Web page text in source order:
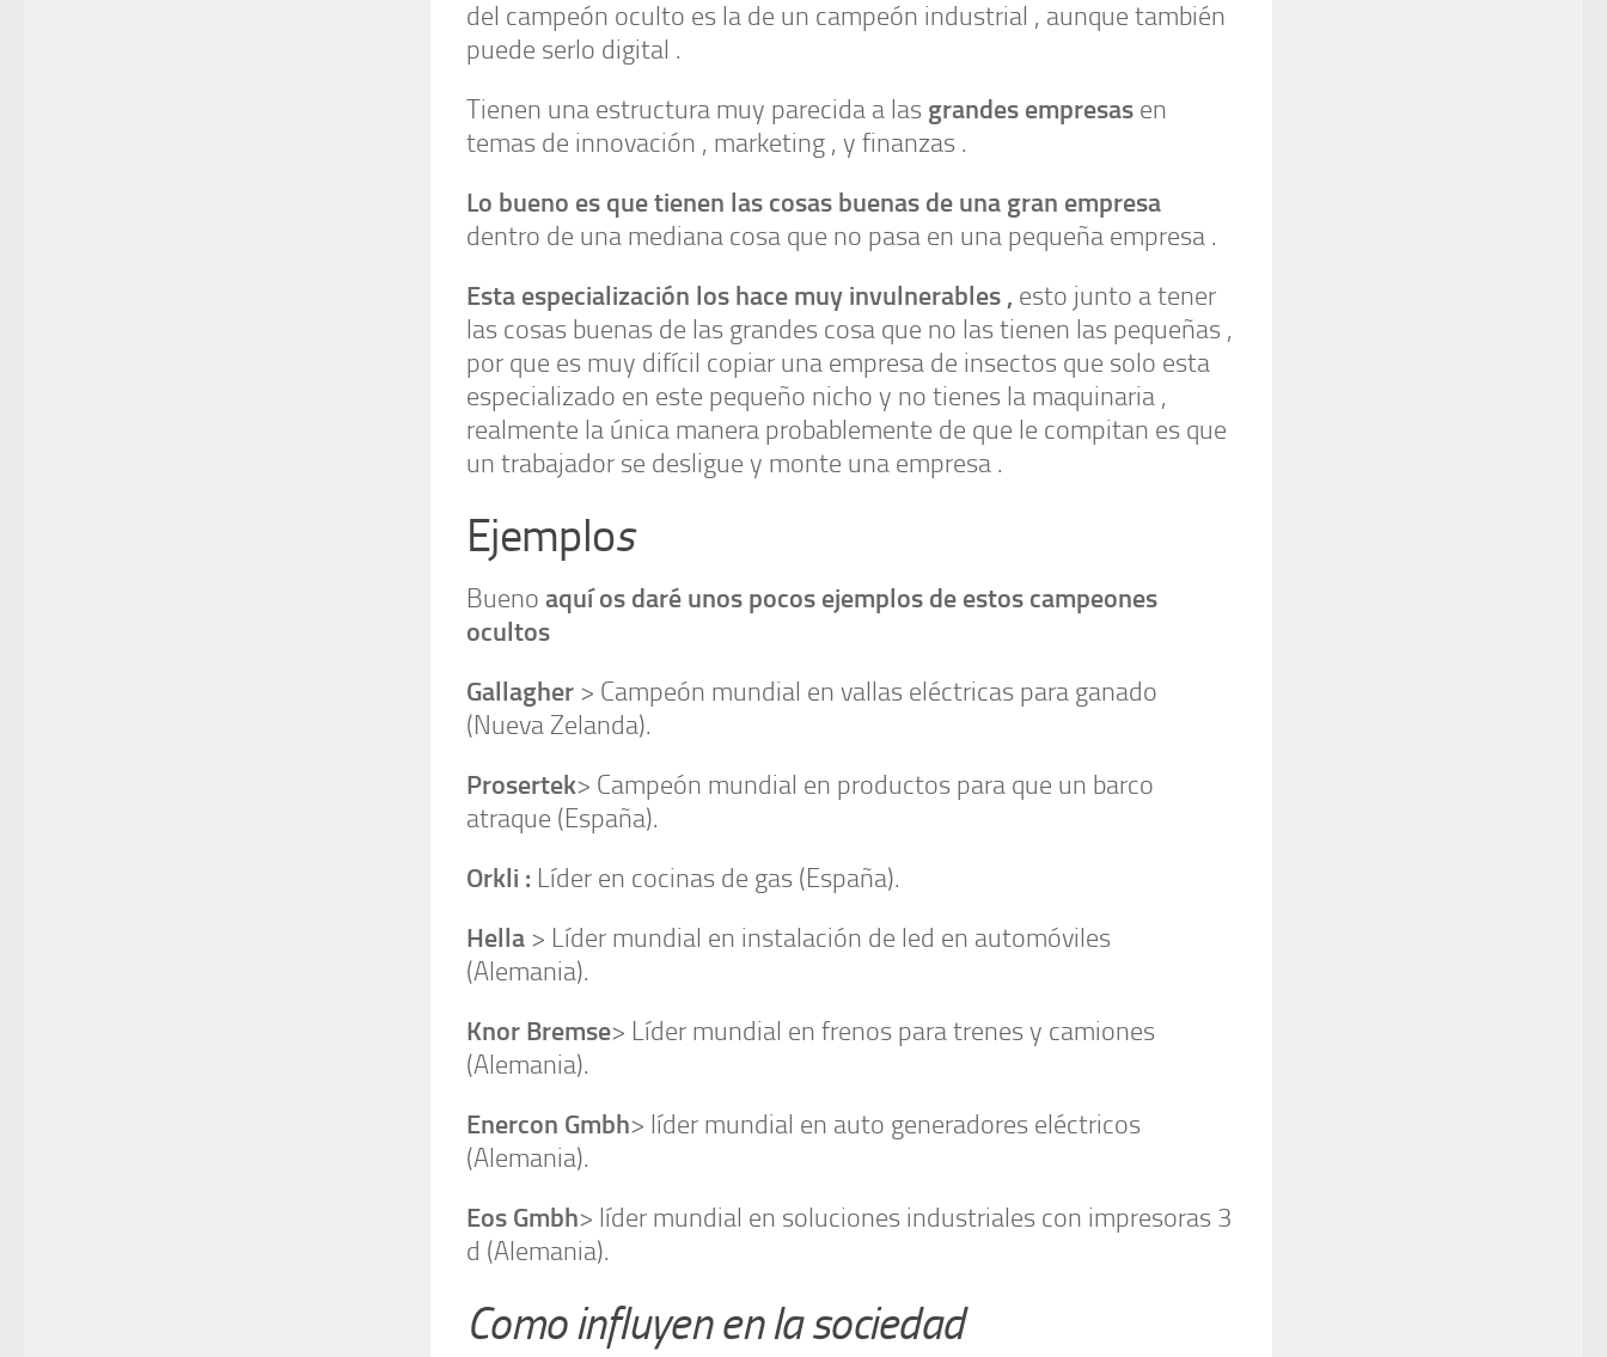
del campeón oculto es la de un campeón industrial , aunque también
puede serlo digital .
Tienen una estructura muy parecida a las grandes empresas en
temas de innovación , marketing , y finanzas .
Lo bueno es que tienen las cosas buenas de una gran empresa
dentro de una mediana cosa que no pasa en una pequeña empresa .
Esta especialización los hace muy invulnerables , esto junto a tener
las cosas buenas de las grandes cosa que no las tienen las pequeñas ,
por que es muy difícil copiar una empresa de insectos que solo esta
especializado en este pequeño nicho y no tienes la maquinaria ,
realmente la única manera probablemente de que le compitan es que
un trabajador se desligue y monte una empresa .
Ejemplos
Bueno aquí os daré unos pocos ejemplos de estos campeones
ocultos
Gallagher > Campeón mundial en vallas eléctricas para ganado
(Nueva Zelanda).
Prosertek> Campeón mundial en productos para que un barco
atraque (España).
Orkli : Líder en cocinas de gas (España).
Hella > Líder mundial en instalación de led en automóviles
(Alemania).
Knor Bremse> Líder mundial en frenos para trenes y camiones
(Alemania).
Enercon Gmbh> líder mundial en auto generadores eléctricos
(Alemania).
Eos Gmbh> líder mundial en soluciones industriales con impresoras 3
d (Alemania).
Como influyen en la sociedad